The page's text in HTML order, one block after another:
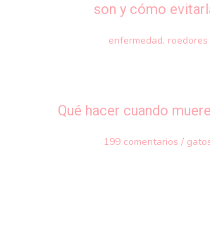
son y cómo
enfermedad, roedores
Qué hacer cuando
199 comentarios /